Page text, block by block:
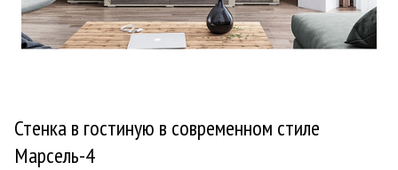
Стенка в гостиную в современном стиле
Марсель-4